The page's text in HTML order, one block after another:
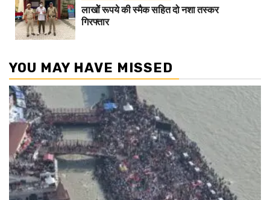
लाखोें रूपये की स्मैक सहित दो नशा तस्कर
गिरफ्तार
YOU MAY HAVE MISSED